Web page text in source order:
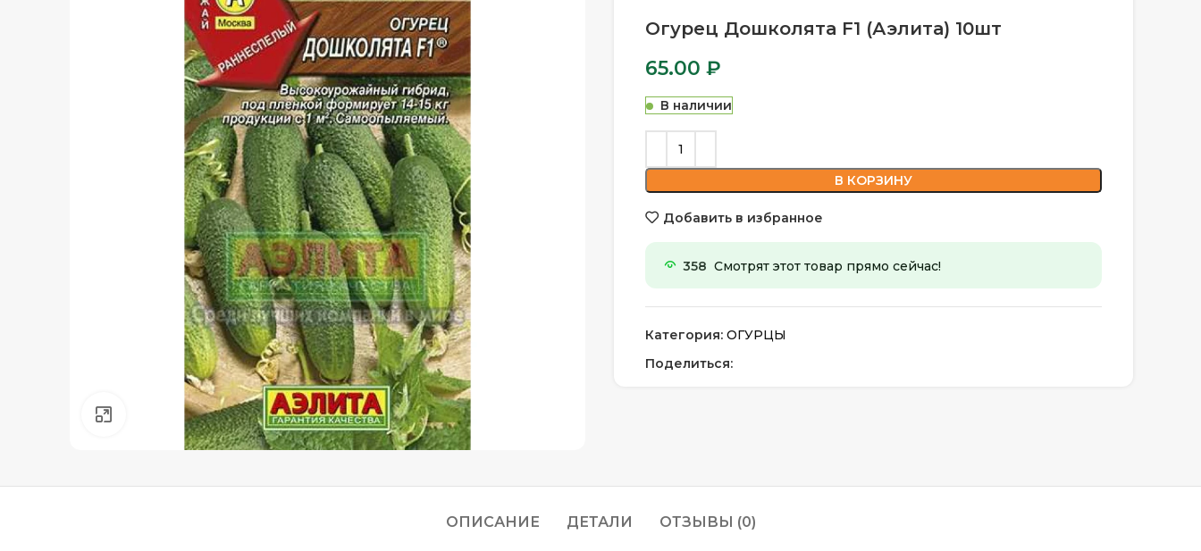
Нажмите, чтобы увеличить
Огурец Дошколята F1 (Аэлита) 10шт
65.00 ₽
В наличии
В КОРЗИНУ
Добавить в избранное
358 Смотрят этот товар прямо сейчас!
Категория: ОГУРЦЫ
Поделиться:
ОПИСАНИЕ ДЕТАЛИ ОТЗЫВЫ (0)